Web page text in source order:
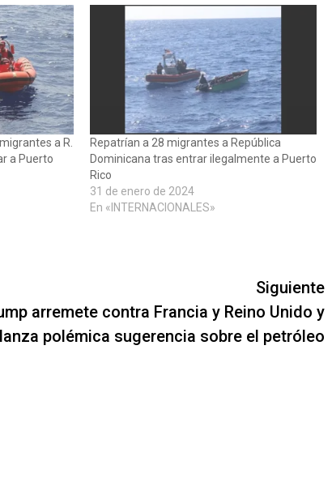
a R.
a Puerto
Repatrían a 28 migrantes a República
Dominicana tras entrar ilegalmente a Puerto
Rico
31 de enero de 2024
En «INTERNACIONALES»
Siguiente
arremete contra Francia y Reino Unido y
lanza polémica sugerencia sobre el petróleo